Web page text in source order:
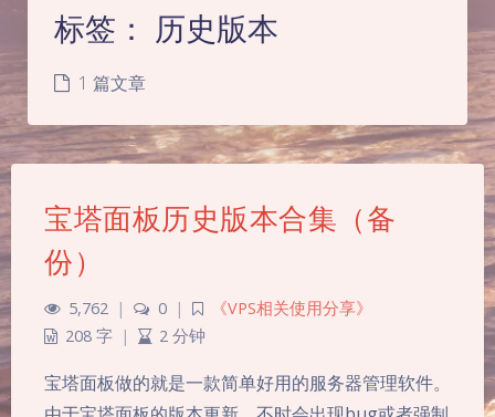
标签： 历史版本
1 篇文章
宝塔面板历史版本合集（备
份）
5,762 | 0 |
《VPS相关使用分享》
208 字 | 2 分钟
宝塔面板做的就是一款简单好用的服务器管理软件。